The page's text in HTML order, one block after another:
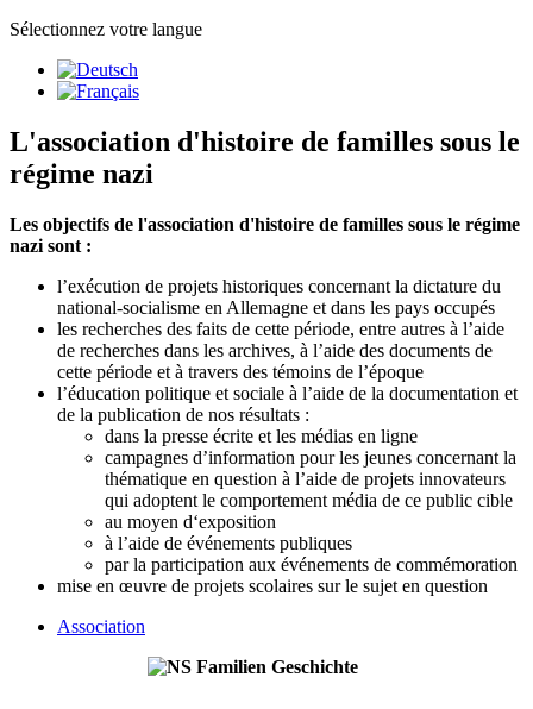
Sélectionnez votre langue
L'association d'histoire de familles sous le
régime nazi
Les objectifs de l'association d'histoire de familles sous le régime
nazi sont :
l’exécution de projets historiques concernant la dictature du
national-socialisme en Allemagne et dans les pays occupés
les recherches des faits de cette période, entre autres à l’aide
de recherches dans les archives, à l’aide des documents de
cette période et à travers des témoins de l’époque
l’éducation politique et sociale à l’aide de la documentation et
de la publication de nos résultats :
dans la presse écrite et les médias en ligne
campagnes d’information pour les jeunes concernant la
thématique en question à l’aide de projets innovateurs
qui adoptent le comportement média de ce public cible
au moyen d‘exposition
à l’aide de événements publiques
par la participation aux événements de commémoration
mise en œuvre de projets scolaires sur le sujet en question
Association